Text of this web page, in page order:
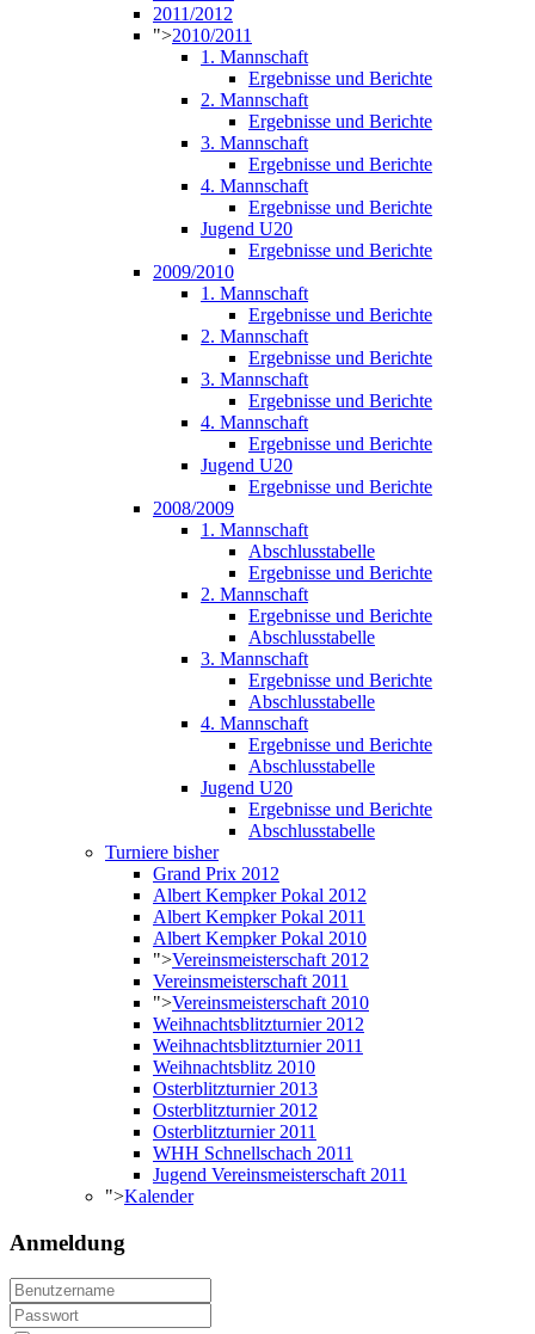
2011/2012
">2010/2011
1. Mannschaft
Ergebnisse und Berichte
2. Mannschaft
Ergebnisse und Berichte
3. Mannschaft
Ergebnisse und Berichte
4. Mannschaft
Ergebnisse und Berichte
Jugend U20
Ergebnisse und Berichte
2009/2010
1. Mannschaft
Ergebnisse und Berichte
2. Mannschaft
Ergebnisse und Berichte
3. Mannschaft
Ergebnisse und Berichte
4. Mannschaft
Ergebnisse und Berichte
Jugend U20
Ergebnisse und Berichte
2008/2009
1. Mannschaft
Abschlusstabelle
Ergebnisse und Berichte
2. Mannschaft
Ergebnisse und Berichte
Abschlusstabelle
3. Mannschaft
Ergebnisse und Berichte
Abschlusstabelle
4. Mannschaft
Ergebnisse und Berichte
Abschlusstabelle
Jugend U20
Ergebnisse und Berichte
Abschlusstabelle
Turniere bisher
Grand Prix 2012
Albert Kempker Pokal 2012
Albert Kempker Pokal 2011
Albert Kempker Pokal 2010
">Vereinsmeisterschaft 2012
Vereinsmeisterschaft 2011
">Vereinsmeisterschaft 2010
Weihnachtsblitzturnier 2012
Weihnachtsblitzturnier 2011
Weihnachtsblitz 2010
Osterblitzturnier 2013
Osterblitzturnier 2012
Osterblitzturnier 2011
WHH Schnellschach 2011
Jugend Vereinsmeisterschaft 2011
">Kalender
Anmeldung